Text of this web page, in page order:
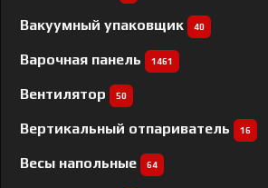
Вакуумный упаковщик 40
Варочная панель 1461
Вентилятор 50
Вертикальный отпариватель 16
Весы напольные 64